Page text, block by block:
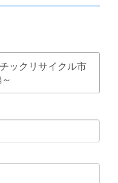
ックリサイクル市